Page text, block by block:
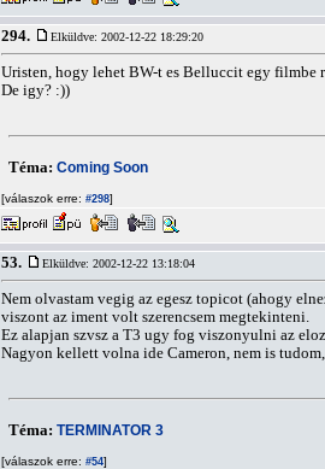
294. Elküldve: 2002-12-22 18:29:20
Uristen, hogy lehet BW-t es Belluccit egy filmbe
De igy? :))
Téma: Coming Soon
[válaszok erre: #298]
53. Elküldve: 2002-12-22 13:18:04
Nem olvastam vegig az egesz topicot (ahogy
viszont az iment volt szerencsem megtekinteni.
Ez alapjan szvsz a T3 ugy fog viszonyulni az
Nagyon kellett volna ide Cameron, nem is
Téma: TERMINATOR 3
[válaszok erre: #54]